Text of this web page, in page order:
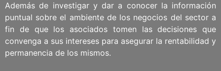
Además de investigar y dar a conocer la información
puntual sobre el ambiente de los negocios del sector a
fin de que los asociados tomen las decisiones que
convenga a sus intereses para asegurar la rentabilidad y
permanencia de los mismos.